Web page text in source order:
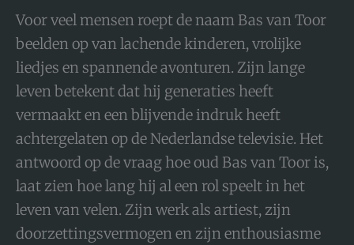
Voor veel mensen roept de naam Bas van Toor
beelden op van lachende kinderen, vrolijke
liedjes en spannende avonturen. Zijn lange
leven betekent dat hij generaties heeft
vermaakt en een blijvende indruk heeft
achtergelaten op de Nederlandse televisie. Het
antwoord op de vraag hoe oud Bas van Toor is,
laat zien hoe lang hij al een rol speelt in het
leven van velen. Zijn werk als artiest, zijn
doorzettingsvermogen en zijn enthousiasme